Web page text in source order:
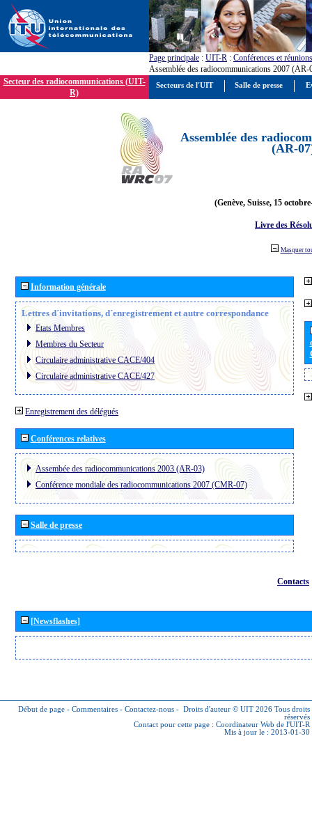
Page principale : UIT-R : Conférences et réunions
Assemblée des radiocommunications 2007 (AR-
Secteur des radiocommunications (UIT-
R)
Assemblée des
(AR-
(Genève, Suisse, 15
Livre des
Masquer
Information générale
Lettres d´invitations, d´enregistrement et autre correspondance
Etats Membres
Membres du Secteur
Circulaire administrative CACE/404
Circulaire administrative CACE/427
Enregistrement des délégués
Conférences relatives
Assembée des radiocommunications 2003 (AR-03)
Conférence mondiale des radiocommunications 2007 (CMR-07)
Salle de presse
Contacts
[Newsflashes]
Début de page - Commentaires - Contactez-nous - Droits d'auteur © UIT 2026 Tous droits
réservés
Contact pour cette page : Coordinateur Web de l'UIT-R
Mis à jour le : 2013-01-30
Secteurs de l'UIT Salle de presse